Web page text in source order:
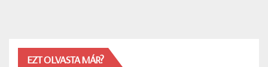
EZT OLVASTA MÁR?